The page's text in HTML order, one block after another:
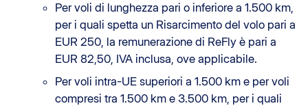
Per voli di lunghezza pari o inferiore a 1.500 km,
per i quali spetta un Risarcimento del volo pari a
EUR 250, la remunerazione di ReFly è pari a
EUR 82,50, IVA inclusa, ove applicabile.
Per voli intra-UE superiori a 1.500 km e per voli
compresi tra 1.500 km e 3.500 km, per i quali